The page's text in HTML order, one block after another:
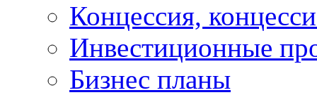
Концессия,
Инвестиционные
Бизнес планы